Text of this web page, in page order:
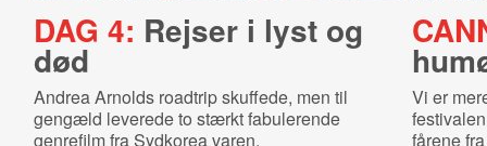
DAG 4: Rejser i lyst og
død
Andrea Arnolds roadtrip skuffede, men til
gengæld leverede to stærkt fabulerende
genrefilm fra Sydkorea varen.
Vi er
fårene